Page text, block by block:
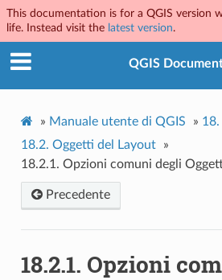
This documentation is for a QGIS version
life. Instead visit the latest version.
QGIS
» Manuale utente di QGIS » 18.
18.2. Oggetti del Layout
»
18.2.1. Opzioni comuni degli
Precedente
18.2.1. Opzioni